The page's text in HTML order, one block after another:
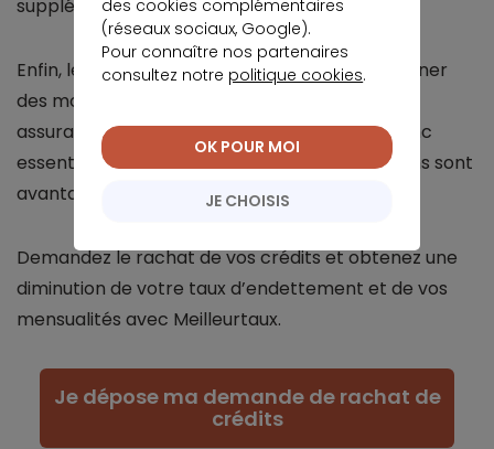
supplémentaires pendant cette période.
Enfin, le rachat de prêt peut également entraîner
des modifications s’agissant des garanties et
assurances associées au crédit initial. Il est donc
essentiel de vérifier que les nouvelles conditions sont
avantageuses.
Demandez le rachat de vos crédits et obtenez une
diminution de votre taux d’endettement et de vos
mensualités avec Meilleurtaux.
Je dépose ma demande de rachat de
crédits
des cookies complémentaires
(réseaux sociaux, Google).
Pour connaître nos partenaires
consultez notre politique cookies.
JE CHOISIS
OK POUR MOI